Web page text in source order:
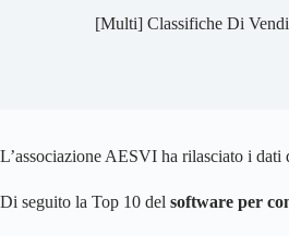
[Multi] Classifiche Di
L’associazione AESVI ha rilasciato i
Di seguito la Top 10 del software per